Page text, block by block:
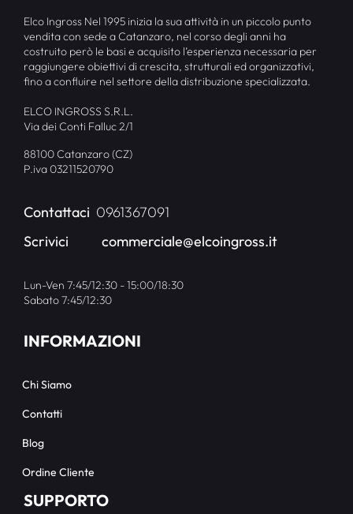
Elco Ingross Nel 1995 inizia la sua attività in un piccolo punto
vendita con sede a Catanzaro, nel corso degli anni ha
costruito però le basi e acquisito l’esperienza necessaria per
raggiungere obiettivi di crescita, strutturali ed organizzativi,
fino a confluire nel settore della distribuzione specializzata.
ELCO INGROSS S.R.L.
Via dei Conti Falluc 2/1
88100 Catanzaro (CZ)
P.iva 03211520790
Contattaci 0961367091
Scrivici
commerciale@elcoingross.it
Lun-Ven 7:45/12:30 - 15:00/18:30
Sabato 7:45/12:30
INFORMAZIONI
Chi Siamo
Contatti
Blog
Ordine Cliente
SUPPORTO